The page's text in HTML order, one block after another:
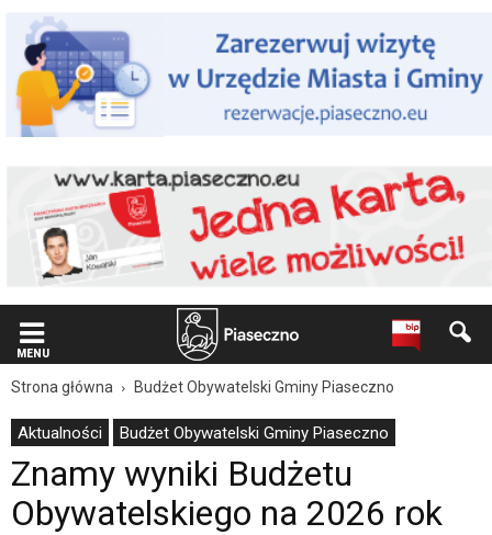
użytkowników
czytników
ekranowych Znajdujesz
się
podstronie
wyniki
Budżetu
Obywatelskiego
2026
rok
Oficjalna
Miasta
Gminy
Strona
MENU
Strona główna Budżet Obywatelski Gminy Piaseczno
Aktualności Budżet Obywatelski Gminy Piaseczno
Znamy wyniki Budżetu
Obywatelskiego na 2026 rok